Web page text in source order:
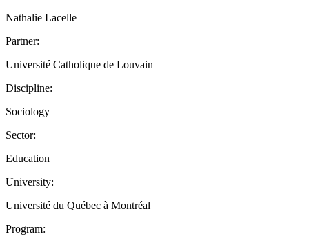
Nathalie Lacelle
Partner:
Université Catholique de Louvain
Discipline:
Sociology
Sector:
Education
University:
Université du Québec à Montréal
Program: